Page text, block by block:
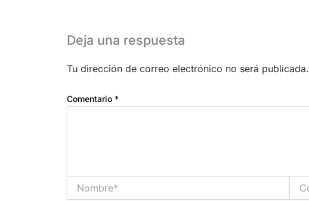
Deja una respuesta
Tu dirección de correo electrónico no será publicada.
Comentario *
Nombre*